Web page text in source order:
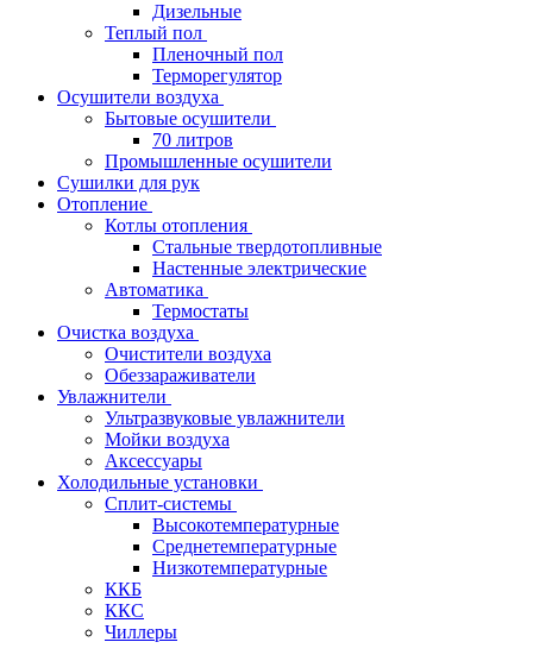
Дизельные
Теплый пол
Пленочный пол
Терморегулятор
Осушители воздуха
Бытовые осушители
70 литров
Промышленные осушители
Сушилки для рук
Отопление
Котлы отопления
Стальные твердотопливные
Настенные электрические
Автоматика
Термостаты
Очистка воздуха
Очистители воздуха
Обеззараживатели
Увлажнители
Ультразвуковые увлажнители
Мойки воздуха
Аксессуары
Холодильные установки
Сплит-системы
Высокотемпературные
Среднетемпературные
Низкотемпературные
ККБ
ККС
Чиллеры